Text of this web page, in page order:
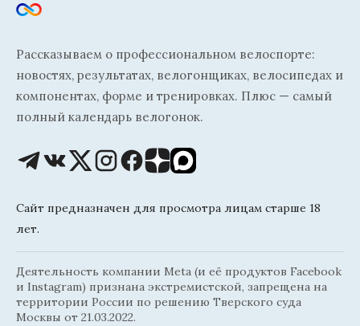
Рассказываем о профессиональном велоспорте:
новостях, результатах, велогонщиках, велосипедах и
компонентах, форме и тренировках. Плюс — самый
полный календарь велогонок.
Сайт предназначен для просмотра лицам старше 18
лет.
Деятельность компании Meta (и её продуктов Facebook
и Instagram) признана экстремистской, запрещена на
территории России по решению Тверского суда
Москвы от 21.03.2022.